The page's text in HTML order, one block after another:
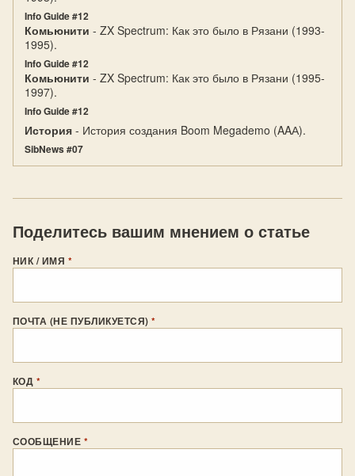
Info Guide #12
Комьюнити - ZX Spectrum: Как это было в Рязани (1993-
1995).
Info Guide #12
Комьюнити - ZX Spectrum: Как это было в Рязани (1995-
1997).
Info Guide #12
История - История создания Boom Megademo (AAА).
SibNews #07
Поделитесь вашим мнением о статье
НИК / ИМЯ *
ПОЧТА (НЕ ПУБЛИКУЕТСЯ)*
КОД *
СООБЩЕНИЕ *